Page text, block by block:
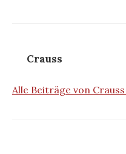
Crauss
Alle Beiträge von